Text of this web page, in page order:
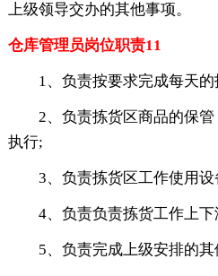
上级领导交办的其他事项。
仓库管理员岗位职责11
1、负责按要求完成每天
2、负责拣货区商品的保
执行;
3、负责拣货区工作使用
4、负责负责拣货工作上
5、负责完成上级安排的其